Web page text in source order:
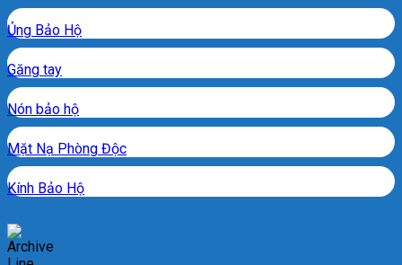
Ủng Bảo Hộ
Găng tay
Nón bảo hộ
Mặt Nạ Phòng Độc
Kính Bảo Hộ